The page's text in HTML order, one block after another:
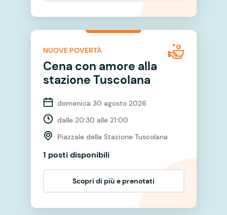
NUOVE POVERTÀ
Cena con amore alla
stazione Tuscolana
domenica 30 agosto 2026
dalle 20:30 alle 21:00
Piazzale della Stazione Tuscolana
1 posti disponibili
Scopri di più e prenotati